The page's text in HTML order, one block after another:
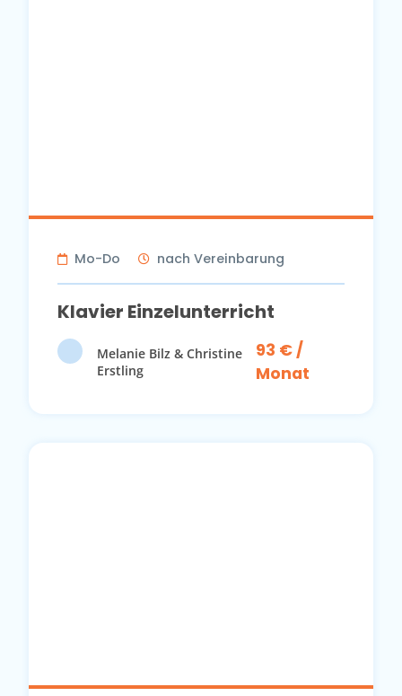
Mo-Do nach Vereinbarung
Klavier Einzelunterricht
Melanie Bilz & Christine
Erstling
93 € /
Monat